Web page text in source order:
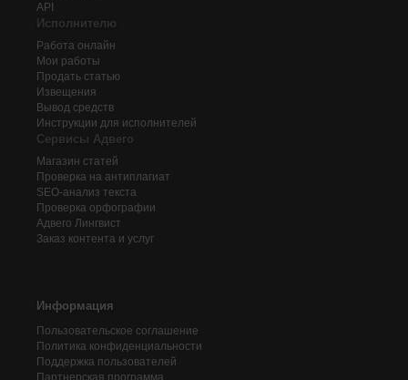
API
Исполнителю
Работа онлайн
Мои работы
Продать статью
Извещения
Вывод средств
Инструкции для исполнителей
Сервисы Адвего
Магазин статей
Проверка на антиплагиат
SEO-анализ текста
Проверка орфографии
Адвего Лингвист
Заказ контента и услуг
Информация
Пользовательское соглашение
Политика конфиденциальности
Поддержка пользователей
Партнерская программа